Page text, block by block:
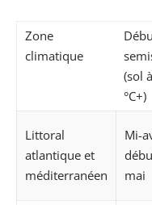
Zone
climatique
(sol
°C+)
Littoral
atlantique et
méditerranéen
Mi-
mai